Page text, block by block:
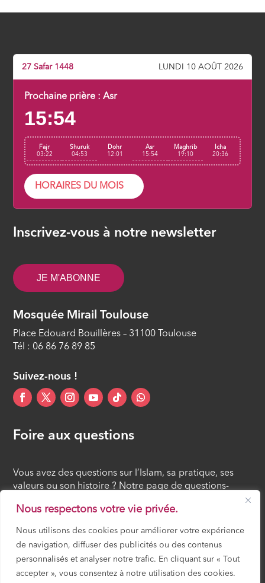
Nous respectons votre vie privée.
Nous utilisons des cookies pour améliorer votre expérience
de navigation, diffuser des publicités ou des contenus
personnalisés et analyser notre trafic. En cliquant sur « Tout
accepter », vous consentez à notre utilisation des cookies.
Explication de la Fatiha : ses
ÉPISODE 8
ÉPISODE 9
La Basmala (Bismillahir-Rahmanir-
Rahim) est-elle un verset de la
ÉPISODE 11
27 Safar 1448 LUNDI 10 AOÛT 2026
Prochaine prière :Asr
15:54
Fajr
03:22
Shuruk
04:53
Dohr
12:01
Asr
15:54
Maghrib
19:10
Icha
20:36
HORAIRES DU MOIS
Inscrivez-vous à notre newsletter
JE M'ABONNE
Mosquée Mirail Toulouse
Place Edouard Bouillères – 31100 Toulouse
Tél : 06 86 76 89 85
Suivez-nous !
Foire aux questions
Vous avez des questions sur l’Islam, sa pratique, ses
valeurs ou son histoire ? Notre page de questions-
réponses rassemble des réponses claires et accessibles
à tous, croyants ou simples curieux.
FOIRE AUX QUESTIONS